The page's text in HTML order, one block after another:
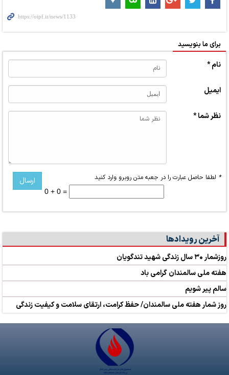
برای ما بنویسید
نام *
ایمیل
نظر شما *
* لطفا حاصل عبارت را در جعبه متن روبرو وارد کنید
0 + 0 =
آخرین رویدادها
روزشمار ۳۰ سال زندگی شهید تندگویان
هفته ملی سالمندان گرامی باد
سالم پیر شویم
روز شمار هفته ملی سالمندان/ حفظ کرامت، ارتقای سلامت و کیفیت زندگی